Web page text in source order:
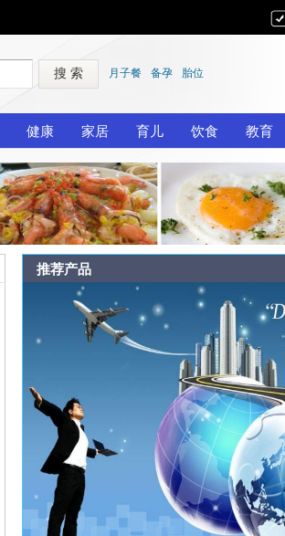
搜 索 月子餐 备孕 胎位
健康 家居 育儿 饮食 教育
推荐产品